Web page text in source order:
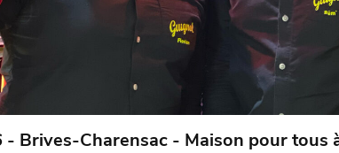
Brives-Charensac - Maison pour tous